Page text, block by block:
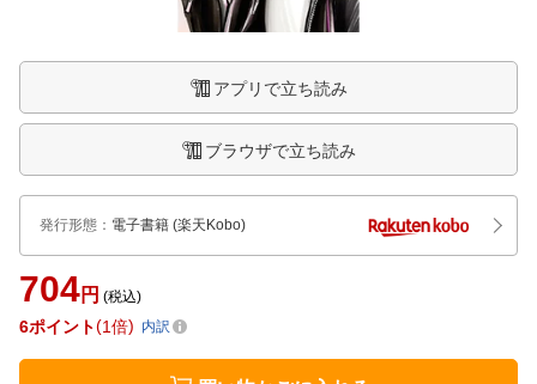
アプリで立ち読み
ブラウザで立ち読み
発行形態 ： 電子書籍 (楽天Kobo)
704円 (税込)
6ポイント 1倍 内訳